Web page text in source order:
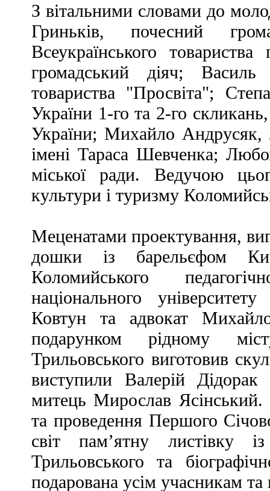
З вітальними словами до
Гриньків, почесний
Всеукраїнського
громадський діяч; Василь
товариства "Просвіта";
України 1-го та 2-го
України; Михайло Андрусяк,
імені Тараса Шевченка;
міської ради. Ведучою
культури і туризму
Меценатами проектування,
дошки із барельєфом
Коломийського
національного
Ковтун та адвокат
подарунком рідному
Трильовського виготовив
виступили Валерій
митець Мирослав Ясінський.
та проведення Першого
світ пам’ятну листівку
Трильовського та
подарована усім учасникам та